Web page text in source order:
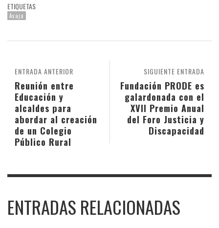
ETIQUETAS
Asaja
SIGUIENTE ENTRADA
Fundación PRODE es
galardonada con el
XVII Premio Anual
del Foro Justicia y
Discapacidad
ENTRADA ANTERIOR
Reunión entre
Educación y
alcaldes para
abordar al creación
de un Colegio
Público Rural
ENTRADAS RELACIONADAS